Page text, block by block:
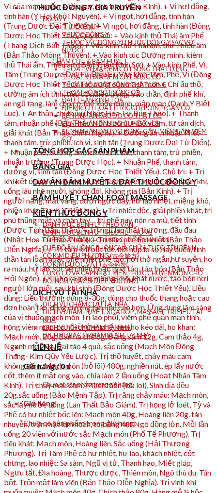
THUỐC ĐÔNG Y GIA TRUYỀN
ĐÔNG Y
THUỐC QUÝ
THUỐC ĐÔNG Y
THUỐC SẮC ĐÔNG Y(THUỐC ĐÔNG Y SẮC VỚI
NƯỚC)
CHÂM CỨU & BẤM HUYỆT
THOÁT VỊ ĐĨA ĐỆM CỘT SỐNG THẮT LƯNG
THOÁT VỊ ĐĨA ĐỆM CỘT SỐNG CỔ
THOÁI HÓA CỘT SỐNG THẮT LƯNG
THOÁI HÓA CỘT SỐNG CỔ
ĐAU THẦN KINH TỌA
ĐIỂM KÍCH HOẠT (TRIGGER POINT) GÂN CƠ
BỆNH NHÂN ĐAU DO CO THẮT CƠ
BỆNH NHÂN ĐAU DO CỨNG KHỚP
BỆNH NHÂN ĐAU DO BONG GÂN , VIÊM GÂN, VIÊM
CƠ.
TỔNG HỢP CÁC SẢN PHẨM
BẢNG GIÁ
DAY ẤN BẤM HUYỆT & ĐẮP THUỐC ĐÔNG Y
BẤM HUYỆT CHÂN_FOOT MASSAGE
KIẾN THỨC ĐÔNG Y
DANH MỤC BỆNH LÝ THEO VẦN
DANH MỤC BỆNH LÝ THEO HỆ THỐNG
CHẾ ĐỘ ĂN KIÊNG CHUNG CHO BỆNH NHÂN
CHẾ ĐỘ ĂN UỐNG PHÒNG VÀ CHỮA THEO TÊN BỆNH
CỔ KIM DIỆU PHƯƠNG (古今妙方)
CỔ KIM DƯỢC VẬT (古今药物)
CỦNG CỐ VÀ CẬP NHẬT KIẾN THỨC CHUYÊN MÔN CHO
ĐỘI NGŨ Y BÁC SĨ DIỆP Y ĐƯỜNG
DỊCH VỤ TẠI NHÀ
DỊCH VỤ CHÂM CỨU TẠI NHÀ
DỊCH VỤ BẤM HUYỆT, XOA BÓP , MASSAGE TRỊ LIỆU TẠI
NHÀ
DỊCH VỤ THỦY CHÂM TẠI NHÀ
DỊCH VỤ BÁC SĨ KHÁM BỆNH TẠI NHÀ
LIÊN HỆ
Giỏ hàng /0₫
Chưa có sản phẩm trong giỏ hàng.
Giỏ hàng
Chưa có sản phẩm trong giỏ hàng.